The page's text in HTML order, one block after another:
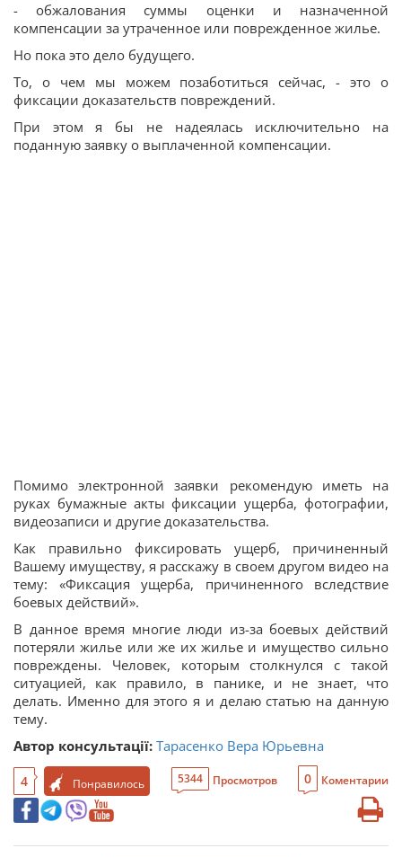
- обжалования суммы оценки и назначенной
компенсации за утраченное или поврежденное жилье.
Но пока это дело будущего.
То, о чем мы можем позаботиться сейчас, - это о
фиксации доказательств повреждений.
При этом я бы не надеялась исключительно на
поданную заявку о выплаченной компенсации.
Помимо электронной заявки рекомендую иметь на
руках бумажные акты фиксации ущерба, фотографии,
видеозаписи и другие доказательства.
Как правильно фиксировать ущерб, причиненный
Вашему имуществу, я расскажу в своем другом видео на
тему: «Фиксация ущерба, причиненного вследствие
боевых действий».
В данное время многие люди из-за боевых действий
потеряли жилье или же их жилье и имущество сильно
повреждены. Человек, которым столкнулся с такой
ситуацией, как правило, в панике, и не знает, что
делать. Именно для этого я и делаю статью на данную
тему.
Автор консультації: Тарасенко Вера Юрьевна
4 Понравилось 5344 Просмотров 0 Коментарии